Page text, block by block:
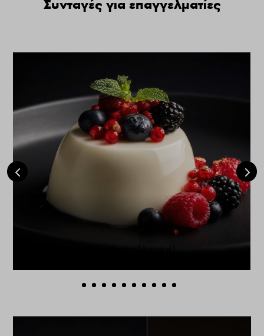
Συνταγές για επαγγελματίες